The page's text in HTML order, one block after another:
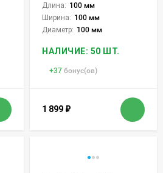
Длина: 100 мм
Ширина: 100 мм
Диаметр: 100 мм
НАЛИЧИЕ: 50 ШТ.
+37 бонус(ов)
1 899 ₽